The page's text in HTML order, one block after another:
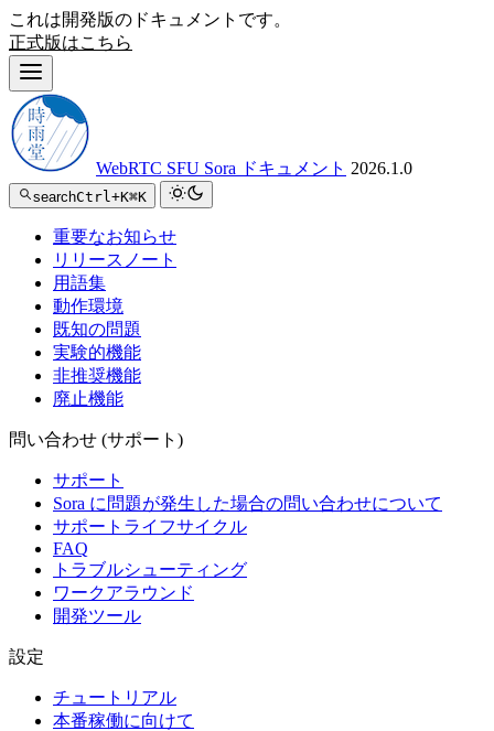
これは開発版のドキュメントです。
正式版はこちら
WebRTC SFU Sora ドキュメント 2026.1.0
searchCtrl+K⌘K
重要なお知らせ
リリースノート
用語集
動作環境
既知の問題
実験的機能
非推奨機能
廃止機能
問い合わせ (サポート)
サポート
Sora に問題が発生した場合の問い合わせについて
サポートライフサイクル
FAQ
トラブルシューティング
ワークアラウンド
開発ツール
設定
チュートリアル
本番稼働に向けて